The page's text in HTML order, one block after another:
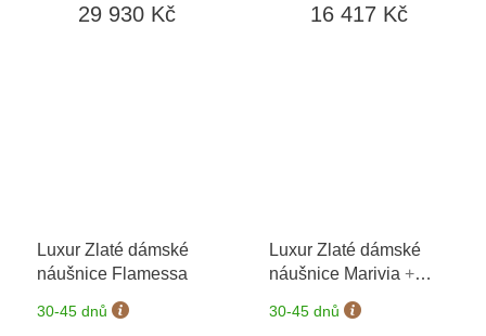
29 930 Kč 16 417 Kč
Luxur Zlaté dámské
náušnice Flamessa
30-45 dnů
Luxur Zlaté dámské
náušnice Marivia +
možnost výměny do 90
dní
30-45 dnů